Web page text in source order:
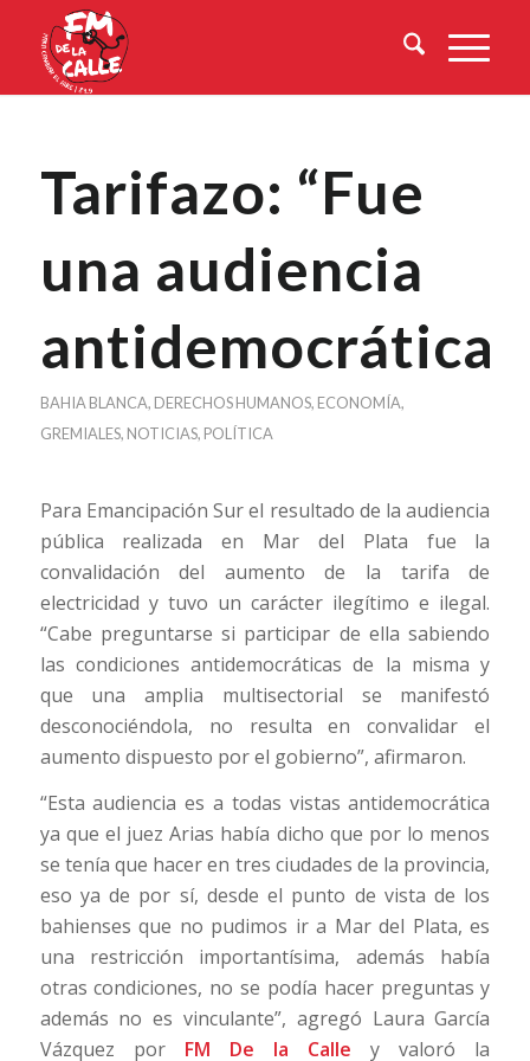
Tarifazo: “Fue
una audiencia
antidemocrática”
BAHIA BLANCA, DERECHOS HUMANOS, ECONOMÍA,
GREMIALES, NOTICIAS, POLÍTICA
Para Emancipación Sur el resultado de la audiencia
pública realizada en Mar del Plata fue la
convalidación del aumento de la tarifa de
electricidad y tuvo un carácter ilegítimo e ilegal.
“Cabe preguntarse si participar de ella sabiendo
las condiciones antidemocráticas de la misma y
que una amplia multisectorial se manifestó
desconociéndola, no resulta en convalidar el
aumento dispuesto por el gobierno”, afirmaron.
“Esta audiencia es a todas vistas antidemocrática
ya que el juez Arias había dicho que por lo menos
se tenía que hacer en tres ciudades de la provincia,
eso ya de por sí, desde el punto de vista de los
bahienses que no pudimos ir a Mar del Plata, es
una restricción importantísima, además había
otras condiciones, no se podía hacer preguntas y
además no es vinculante”, agregó Laura García
Vázquez por FM De la Calle y valoró la